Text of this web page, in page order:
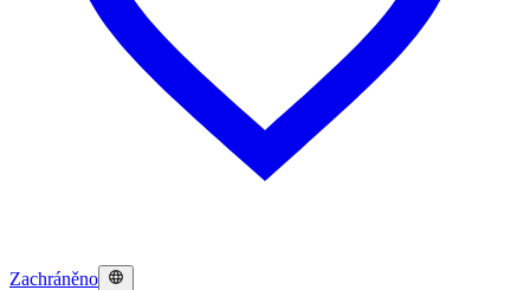
Zachráněno